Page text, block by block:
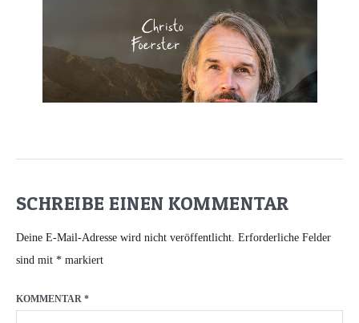
SCHREIBE EINEN KOMMENTAR
Deine E-Mail-Adresse wird nicht veröffentlicht. Erforderliche Felder
sind mit * markiert
KOMMENTAR *